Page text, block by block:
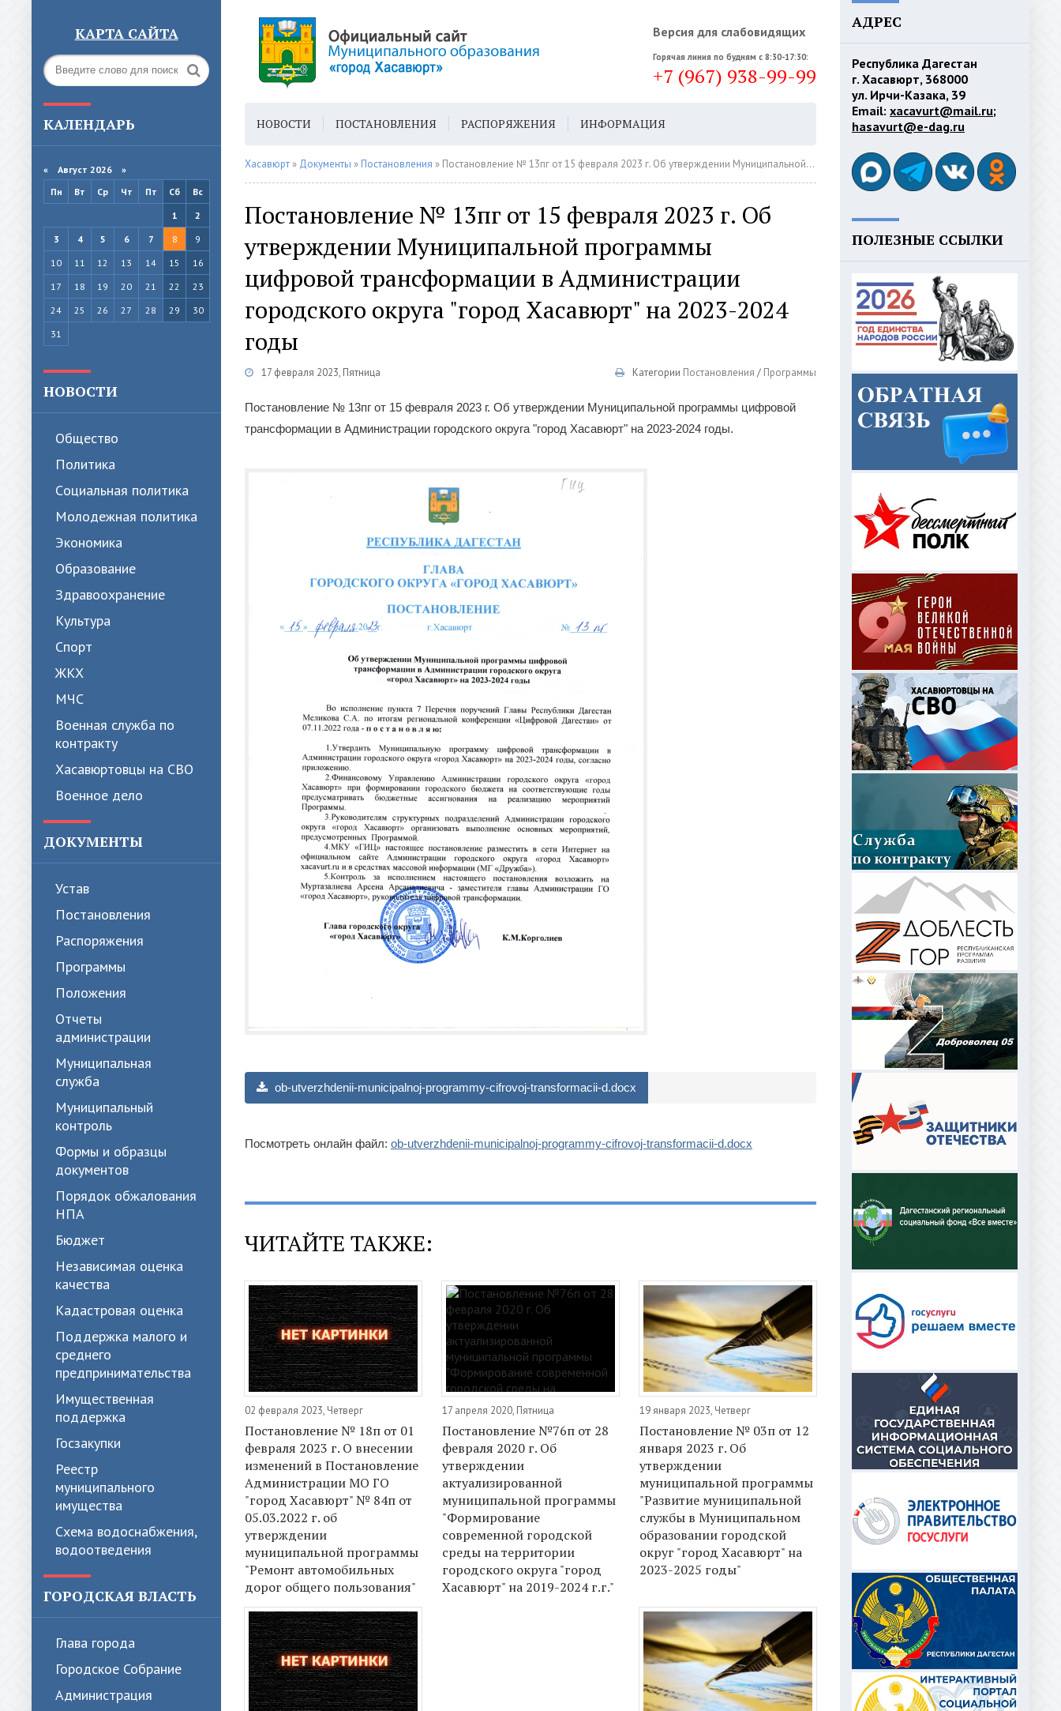
КАРТА САЙТА Версия для слабовидящих
Горячая линия по будням с 8:30-17:30:
+7 (967) 938-99-99
КАЛЕНДАРЬ
« Август 2026 »
Пн
Вт Ср Чт Пт Сб
Вс
1
2
3
4 5 6 7 8
9
10
11 12 13 14 15
16
17
18 19 20 21 22
23
24
25 26 27 28 29
30
31
НОВОСТИ
Общество
Политика
Cоциальная политика
Молодежная политика
Экономика
Образование
Здравоохранение
Культура
Спорт
ЖКХ
МЧС
Военная служба по
контракту
Хасавюртовцы на СВО
Военное дело
ДОКУМЕНТЫ
Устав
Постановления
Распоряжения
Программы
Положения
Отчеты
администрации
Муниципальная
служба
Муниципальный
контроль
Формы и образцы
документов
Порядок обжалования
НПА
Бюджет
Независимая оценка
качества
Кадастровая оценка
Поддержка малого и
среднего
предпринимательства
Имущественная
поддержка
Госзакупки
Реестр
муниципального
имущества
Схема водоснабжения,
водоотведения
ГОРОДСКАЯ ВЛАСТЬ
Глава города
Городское Собрание
Администрация
НОВОСТИ ПОСТАНОВЛЕНИЯ РАСПОРЯЖЕНИЯ ИНФОРМАЦИЯ
ГОРОДСКАЯ СРЕДА ГЕН. ПЛАН
Хасавюрт » Документы » Постановления » Постановление № 13пг от 15 февраля 2023 г. Об утверждении Муниципальной программы цифровой трансформации в Администрации городского округа "город Хасавюрт" на 2023-2024 годы
Постановление № 13пг от 15 февраля 2023 г. Об
утверждении Муниципальной программы
цифровой трансформации в Администрации
городского округа "город Хасавюрт" на 2023-2024
годы
17 февраля 2023, Пятница Категории Постановления / Программы
Постановление № 13пг от 15 февраля 2023 г. Об утверждении Муниципальной программы цифровой
трансформации в Администрации городского округа "город Хасавюрт" на 2023-2024 годы.
ob-utverzhdenii-municipalnoj-programmy-cifrovoj-transformacii-d.docx
Посмотреть онлайн файл: ob-utverzhdenii-municipalnoj-programmy-cifrovoj-transformacii-d.docx
ЧИТАЙТЕ ТАКЖЕ:
02 февраля 2023, Четверг
Постановление № 18п от 01
февраля 2023 г. О внесении
изменений в Постановление
Администрации МО ГО
"город Хасавюрт" № 84п от
05.03.2022 г. об
утверждении
муниципальной программы
"Ремонт автомобильных
дорог общего пользования"
17 апреля 2020, Пятница
Постановление №76п от 28
февраля 2020 г. Об
утверждении
актуализированной
муниципальной программы
"Формирование
современной городской
среды на территории
городского округа "город
Хасавюрт" на 2019-2024 г.г."
19 января 2023, Четверг
Постановление № 03п от 12
января 2023 г. Об
утверждении
муниципальной программы
"Развитие муниципальной
службы в Муниципальном
образовании городской
округ "город Хасавюрт" на
2023-2025 годы"
АДРЕС
Республика Дагестан
г. Хасавюрт, 368000
ул. Ирчи-Казака, 39
Email: xacavurt@mail.ru;
hasavurt@e-dag.ru
ПОЛЕЗНЫЕ ССЫЛКИ